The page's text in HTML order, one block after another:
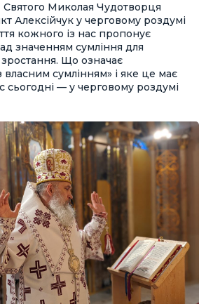
Святого Миколая Чудотворця
Алексійчук у черговому роздумі
кожного із нас пропонує
значенням сумління для
Що означає
власним сумлінням» і яке це має
сьогодні — у черговому роздумі